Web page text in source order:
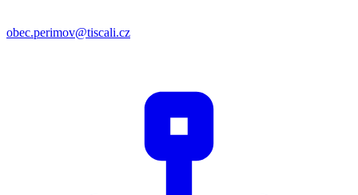
obec.perimov@tiscali.cz